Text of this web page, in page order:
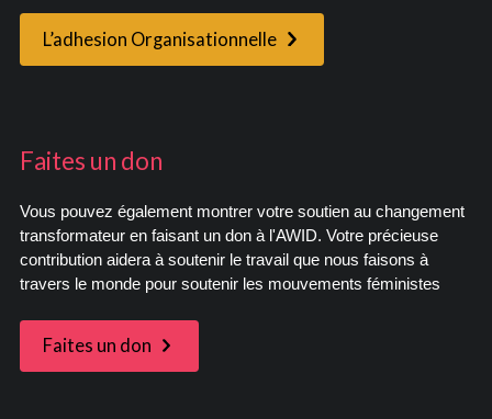
L’adhesion Organisationnelle
Faites un don
Vous pouvez également montrer votre soutien au changement
transformateur en faisant un don à l'AWID. Votre précieuse
contribution aidera à soutenir le travail que nous faisons à
travers le monde pour soutenir les mouvements féministes
Faites un don